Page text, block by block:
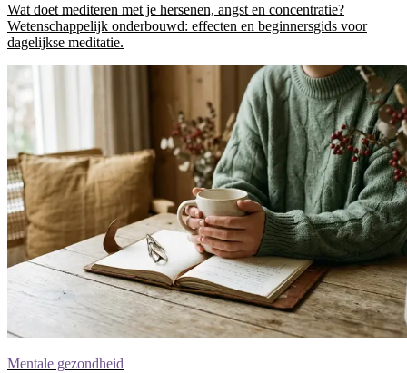
Wat doet mediteren met je hersenen, angst en concentratie?
Wetenschappelijk onderbouwd: effecten en beginnersgids voor
dagelijkse meditatie.
Mentale gezondheid